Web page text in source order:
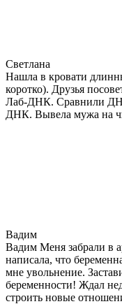
Светлана
Нашла в кровати
коротко). Друзья
Лаб-ДНК. Сравнили
ДНК. Вывела мужа на
Вадим
Вадим Меня забрали в
написала, что
мне увольнение.
беременности! Ждал
строить новые